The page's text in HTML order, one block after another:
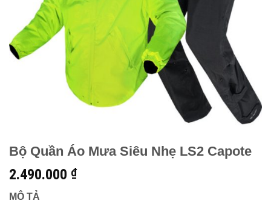
Bộ Quần Áo Mưa Siêu Nhẹ LS2 Capote
2.490.000 ₫
MÔ TẢ